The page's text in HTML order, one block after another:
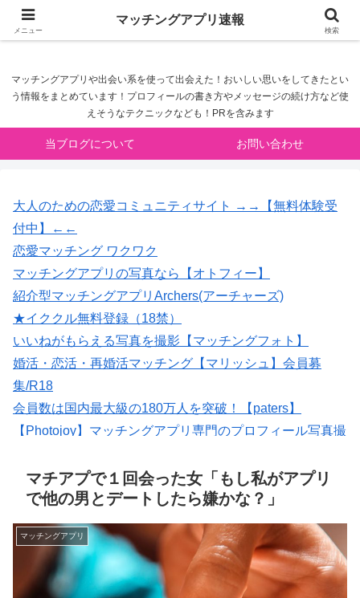
マッチングアプリ速報
マッチングアプリや出会い系を使って出会えた！おいしい思いをしてきたとい
う情報をまとめています！プロフィールの書き方やメッセージの続け方など使
えそうなテクニックなども！PRを含みます
当ブログについて お問い合わせ
大人のための恋愛コミュニティサイト →→【無料体験受
付中】←←
恋愛マッチング ワクワク
マッチングアプリの写真なら【オトフィー】
紹介型マッチングアプリArchers(アーチャーズ)
★イククル無料登録（18禁）
いいねがもらえる写真を撮影【マッチングフォト】
婚活・恋活・再婚活マッチング【マリッシュ】会員募
集/R18
会員数は国内最大級の180万人を突破！【paters】
【Photojoy】マッチングアプリ専門のプロフィール写真撮
出会いマッチングサイトPCMAX(18禁)
マチアプで１回会った女「もし私がアプリ
で他の男とデートしたら嫌かな？」
マッチングアプリ
メニュー
マッチングアプリ速報
検索